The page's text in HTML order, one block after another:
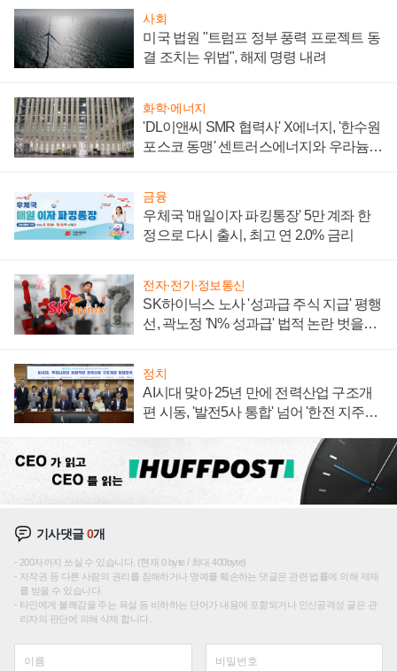
사회
미국 법원 "트럼프 정부 풍력 프로젝트 동
결 조치는 위법", 해제 명령 내려
화학·에너지
'DL이앤씨 SMR 협력사' X에너지, '한수원
포스코 동맹' 센트러스에너지와 우라늄
금융
우체국 '매일이자 파킹통장' 5만 계좌 한
정으로 다시 출시, 최고 연 2.0% 금리
전자·전기·정보통신
SK하이닉스 노사 '성과급 주식 지급' 평행
선, 곽노정 'N% 성과급' 법적 논란 벗을지
정치
AI시대 맞아 25년 만에 전력산업 구조개
편 시동, '발전5사 통합' 넘어 '한전 지주사'
기사댓글0개
200자까지 쓰실 수 있습니다. (현재 0 byte / 최대 400byte)
저작권 등 다른 사람의 권리를 침해하거나 명예를 훼손하는 댓글은 관련 법률에 의해 제재
를 받을 수 있습니다.
타인에게 불쾌감을 주는 욕설 등 비하하는 단어가 내용에 포함되거나 인신공격성 글은 관
리자의 판단에 의해 삭제 합니다.